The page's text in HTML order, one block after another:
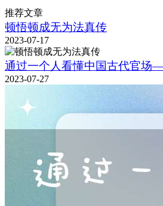
推荐文章
顿悟顿成无为法真传
2023-07-17
通过一个人看懂中国古代官
2023-07-27